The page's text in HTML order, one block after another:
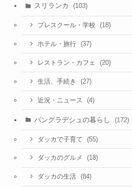
スリランカ (103)
プレスクール・学校 (18)
ホテル・旅行 (37)
レストラン・カフェ (20)
生活、手続き (27)
近況・ニュース (4)
バングラデシュの暮らし (172)
ダッカで子育て (55)
ダッカのグルメ (18)
ダッカの生活 (84)